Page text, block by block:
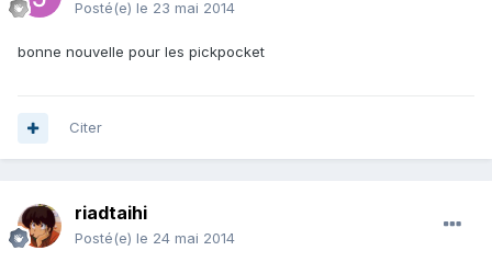
Posté(e) le 23 mai 2014
bonne nouvelle pour les pickpocket
Citer
riadtaihi
Posté(e) le 24 mai 2014